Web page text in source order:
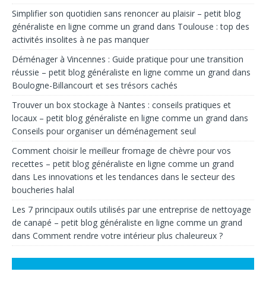
Simplifier son quotidien sans renoncer au plaisir – petit blog
généraliste en ligne comme un grand dans Toulouse : top des
activités insolites à ne pas manquer
Déménager à Vincennes : Guide pratique pour une transition
réussie – petit blog généraliste en ligne comme un grand dans
Boulogne-Billancourt et ses trésors cachés
Trouver un box stockage à Nantes : conseils pratiques et
locaux – petit blog généraliste en ligne comme un grand dans
Conseils pour organiser un déménagement seul
Comment choisir le meilleur fromage de chèvre pour vos
recettes – petit blog généraliste en ligne comme un grand
dans Les innovations et les tendances dans le secteur des
boucheries halal
Les 7 principaux outils utilisés par une entreprise de nettoyage
de canapé – petit blog généraliste en ligne comme un grand
dans Comment rendre votre intérieur plus chaleureux ?